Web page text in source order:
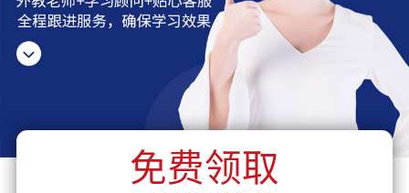
免费领取